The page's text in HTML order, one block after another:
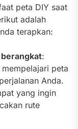
peta DIY saat
adalah
terapkan:
:
peta
Anda.
yang ingin
rute